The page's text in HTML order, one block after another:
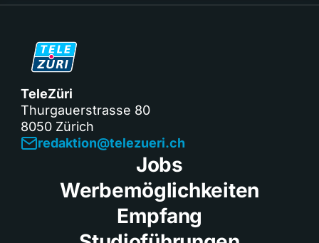
TeleZüri
Thurgauerstrasse 80
8050 Zürich
redaktion@telezueri.ch
Jobs
Werbemöglichkeiten
Empfang